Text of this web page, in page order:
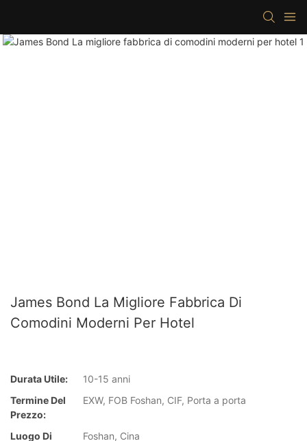
James Bond La Migliore Fabbrica Di
Comodini Moderni Per Hotel
Durata Utile:
10-15 anni
Termine Del
Prezzo:
EXW, FOB Foshan, CIF, Porta a porta
Luogo Di
Foshan, Cina